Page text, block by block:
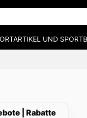
UND
| Rabatte